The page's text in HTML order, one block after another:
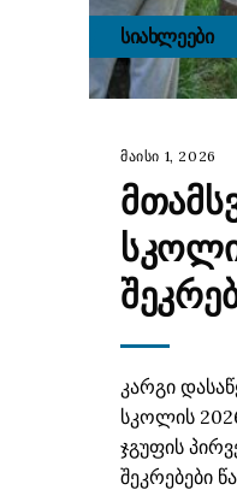
ᲡᲘᲐᲮᲚᲔᲔᲑᲘ
მაისი 1, 2026
კარგი
სკოლის
ჯგუფის
შეკრებები